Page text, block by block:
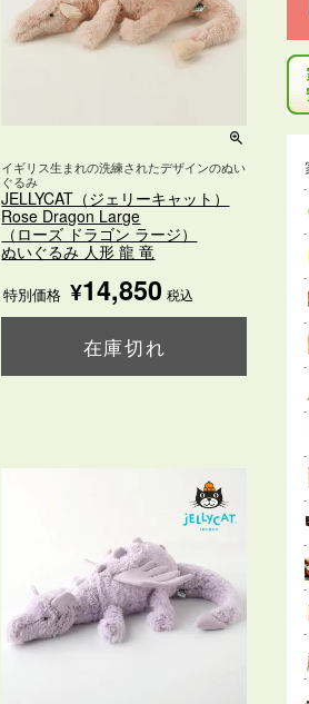
イギリス生まれの洗練されたデザインのぬい
ぐるみ
JELLYCAT（ジェリーキャット）
Rose Dragon Large
（ローズ ドラゴン ラージ）
ぬいぐるみ 人形 龍 竜
特別価格 ¥14,850 税込
在庫切れ
購入ページを見る